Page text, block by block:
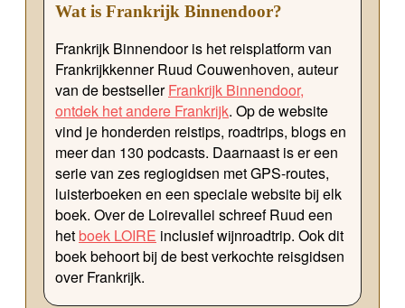
Wat is Frankrijk Binnendoor?
Frankrijk Binnendoor is het reisplatform van
Frankrijkkenner Ruud Couwenhoven, auteur
van de bestsellerFrankrijk Binnendoor,
ontdek het andere Frankrijk. Op de website
vind je honderden reistips, roadtrips, blogs en
meer dan 130 podcasts. Daarnaast is er een
serie van zes regiogidsen met GPS-routes,
luisterboeken en een speciale website bij elk
boek. Over de Loirevallei schreef Ruud een
het boek LOIRE inclusief wijnroadtrip. Ook dit
boek behoort bij de best verkochte reisgidsen
over Frankrijk.